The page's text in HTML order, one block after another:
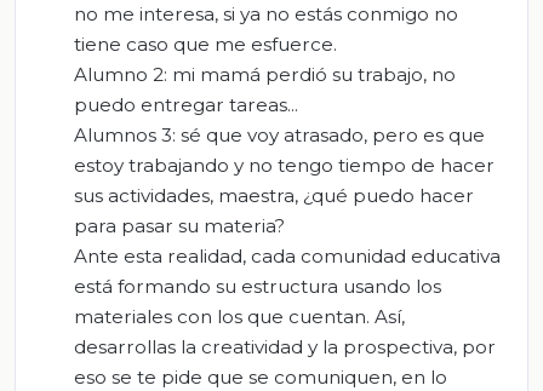
no me interesa, si ya no estás conmigo no
tiene caso que me esfuerce.
Alumno 2: mi mamá perdió su trabajo, no
puedo entregar tareas...
Alumnos 3: sé que voy atrasado, pero es que
estoy trabajando y no tengo tiempo de hacer
sus actividades, maestra, ¿qué puedo hacer
para pasar su materia?
Ante esta realidad, cada comunidad educativa
está formando su estructura usando los
materiales con los que cuentan. Así,
desarrollas la creatividad y la prospectiva, por
eso se te pide que se comuniquen, en lo